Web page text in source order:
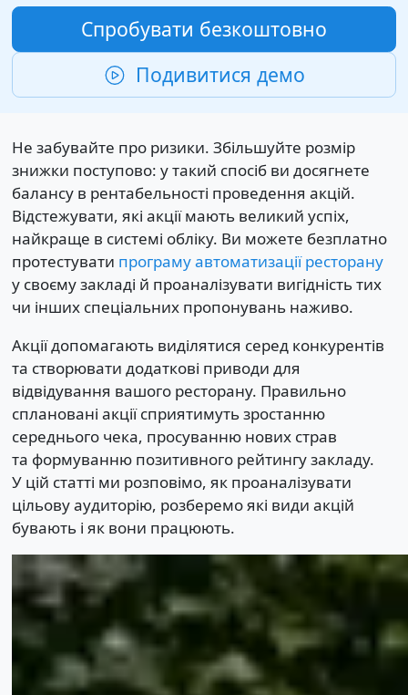
Спробувати безкоштовно
Подивитися демо
Не забувайте про ризики. Збільшуйте розмір
знижки поступово: у такий спосіб ви досягнете
балансу в рентабельності проведення акцій.
Відстежувати, які акції мають великий успіх,
найкраще в системі обліку. Ви можете безплатно
протестувати програму автоматизації ресторану
у своєму закладі й проаналізувати вигідність тих
чи інших спеціальних пропонувань наживо.
Акції допомагають виділятися серед конкурентів
та створювати додаткові приводи для
відвідування вашого ресторану. Правильно
сплановані акції сприятимуть зростанню
середнього чека, просуванню нових страв
та формуванню позитивного рейтингу закладу.
У цій статті ми розповімо, як проаналізувати
цільову аудиторію, розберемо які види акцій
бувають і як вони працюють.